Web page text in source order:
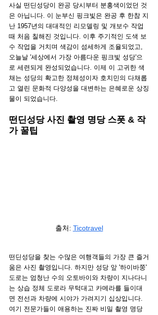
사실 떤딘성당이 완공 당시부터 분홍색이었던 것
은 아닙니다. 이 눈부신 핑크빛은 완공 후 한참 지
난 1957년의 대대적인 리모델링 및 개보수 작업
때 처음 칠해진 것입니다. 이후 주기적인 도색 보
수 작업을 거치며 색감이 섬세하게 조율되었고,
오늘날 '세상에서 가장 아름다운 핑크빛 성당'으
로 세련되게 완성되었습니다. 이제 이 고귀한 색
채는 성당의 확고한 정체성이자 호치민의 다채롭
고 열린 문화적 다양성을 대변하는 은혜로운 상징
물이 되었습니다.
떤딘성당 사진 촬영 명당 스폿 & 작
가 꿀팁
출처: Ticotravel
떤딘성당을 찾는 수많은 여행객들의 가장 큰 즐거
움은 사진 촬영입니다. 하지만 성당 앞 '하이바쭝'
도로는 엄청난 수의 오토바이와 차량이 지나다니
는 상습 정체 도로라 무턱대고 카메라를 들이대
면 전선과 차량에 시야가 가려지기 십상입니다.
여기 전문가들이 애용하는 진짜 비밀 촬영 명당